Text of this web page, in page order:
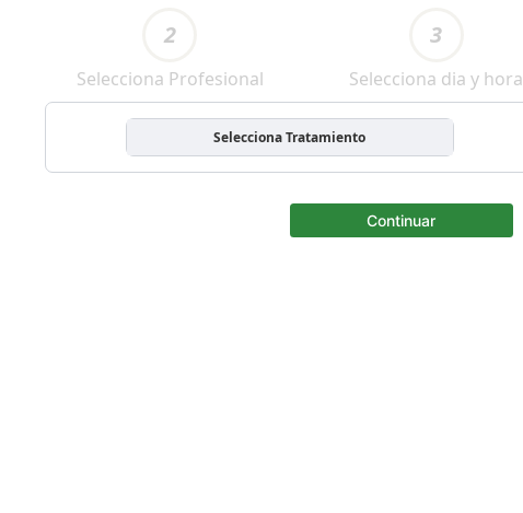
2
Selecciona Profesional
3
Selecciona dia y hora
Selecciona Tratamiento
Continuar